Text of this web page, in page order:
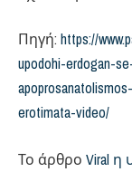
Πηγή: https://
upodohi-erdogan-
erotimata-video/
Το άρθρο Viral η